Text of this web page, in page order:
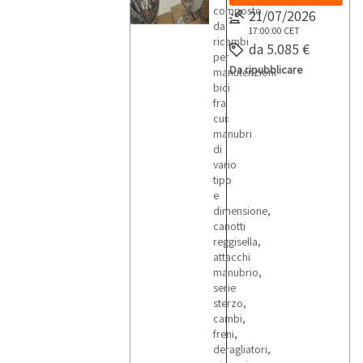
composto
da
ricambi
per
manutenzioni
bici
fra
cui:
manubri
di
vario
tipo
e
dimensione,
canotti
reggisella,
attacchi
manubrio,
serie
sterzo,
cambi,
freni,
deragliatori,
21/07/2026
17:00:00 CET
da 5.085 €
Da ripubblicare